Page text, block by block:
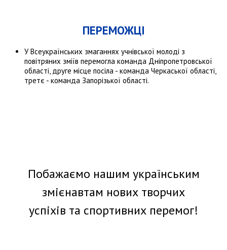
ПЕРЕМОЖЦІ
У Всеукраїнських змаганнях учнівської молоді з
повітряних зміїв перемогла команда Дніпропетровської
області, друге місце посіла - команда Черкаської області,
третє - команда Запорізької області.
Побажаємо нашим українським
змієнавтам нових творчих
успіхів та спортивних перемог!